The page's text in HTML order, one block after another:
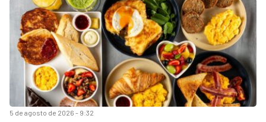
5 de agosto de 2026 - 9:32